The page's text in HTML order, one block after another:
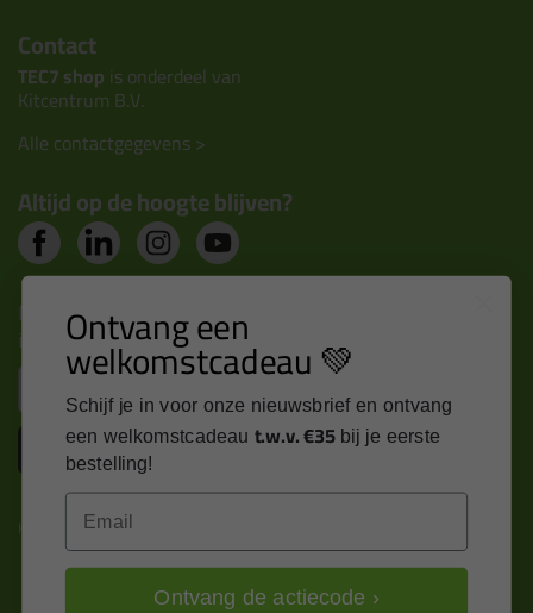
Contact
TEC7 shop is onderdeel van
Kitcentrum B.V.
Alle contactgegevens >
Altijd op de hoogte blijven?
Nieuws, tips en exclusieve deals rechtstreeks in je
inbox
Email
Inschrijven
Kitcentrum is trots op:
Ontvang een
welkomstcadeau 💚
Schijf je in voor onze nieuwsbrief en ontvang
een welkomstcadeau t.w.v. €35 bij je eerste
bestelling!
Email
Ontvang de actiecode ›